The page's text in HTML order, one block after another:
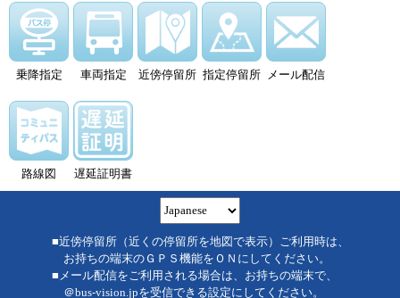
乗降指定 車両指定 近傍停留所 指定停留所 メール配信
路線図 遅延証明書
■近傍停留所（近くの停留所を地図で表示）ご利用時は、
お持ちの端末のＧＰＳ機能をＯＮにしてください。
■メール配信をご利用される場合は、お持ちの端末で、
＠bus-vision.jpを受信できる設定にしてください。